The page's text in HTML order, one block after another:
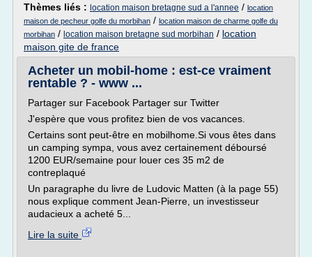
Thèmes liés : location maison bretagne sud a l'annee / location
maison de pecheur golfe du morbihan / location maison de charme golfe du
morbihan / location maison bretagne sud morbihan / location
maison gite de france
Acheter un mobil-home : est-ce vraiment
rentable ? - www ...
Partager sur Facebook Partager sur Twitter
J'espère que vous profitez bien de vos vacances.
Certains sont peut-être en mobilhome.Si vous êtes dans
un camping sympa, vous avez certainement déboursé
1200 EUR/semaine pour louer ces 35 m2 de
contreplaqué
Un paragraphe du livre de Ludovic Matten (à la page 55)
nous explique comment Jean-Pierre, un investisseur
audacieux a acheté 5...
Lire la suite